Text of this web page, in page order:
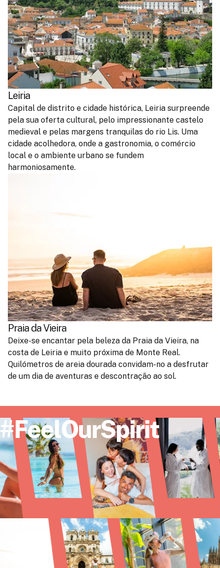
Leiria
Capital de distrito e cidade histórica, Leiria surpreende
pela sua oferta cultural, pelo impressionante castelo
medieval e pelas margens tranquilas do rio Lis. Uma
cidade acolhedora, onde a gastronomia, o comércio
local e o ambiente urbano se fundem
harmoniosamente.
Praia da Vieira
Deixe-se encantar pela beleza da Praia da Vieira, na
costa de Leiria e muito próxima de Monte Real.
Quilómetros de areia dourada convidam-no a desfrutar
de um dia de aventuras e descontração ao sol.
#FeelOurSpirit